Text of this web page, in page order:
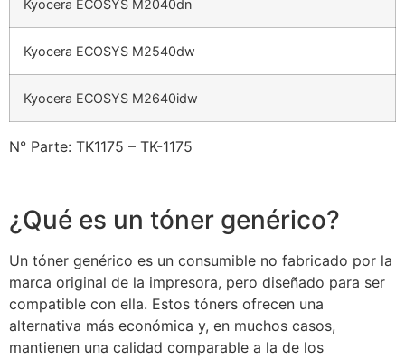
Kyocera ECOSYS M2040dn
Kyocera ECOSYS M2540dw
Kyocera ECOSYS M2640idw
N° Parte: TK1175 – TK-1175
¿Qué es un tóner genérico?
Un tóner genérico es un consumible no fabricado por la
marca original de la impresora, pero diseñado para ser
compatible con ella. Estos tóners ofrecen una
alternativa más económica y, en muchos casos,
mantienen una calidad comparable a la de los